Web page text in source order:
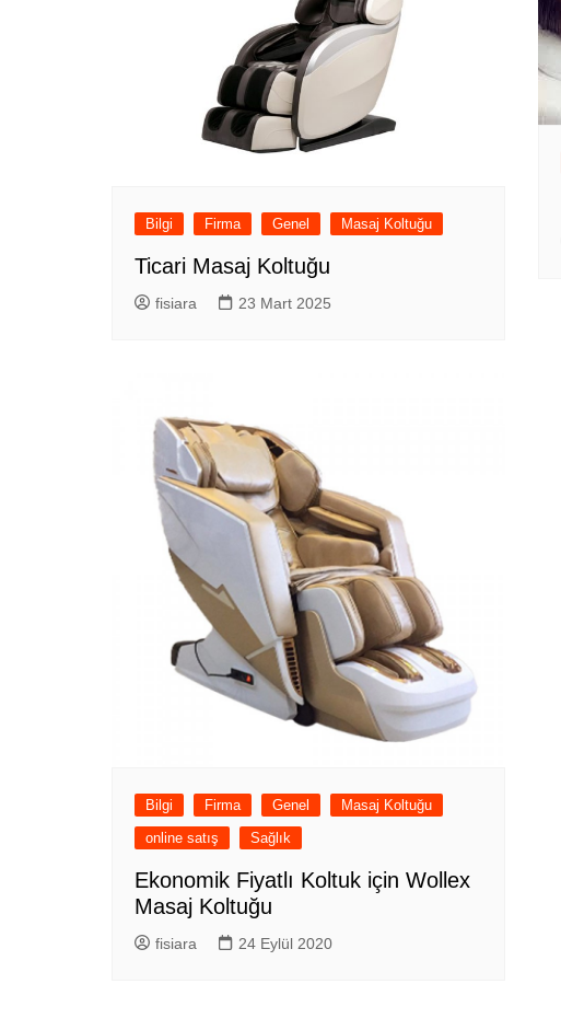
Bilgi Firma Genel Masaj Koltuğu
Ticari Masaj Koltuğu
fisiara 23 Mart 2025
Bilgi Firma Genel
Masaj Koltuğu
online satış
Sağlık
Ekonomik Fiyatlı Koltuk için Wollex
Masaj Koltuğu
fisiara 24 Eylül 2020